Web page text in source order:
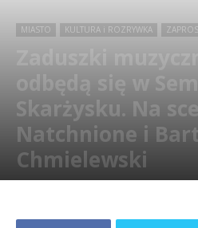
MIASTO KULTURA i ROZRYWKA
Zaduszki
odbędą się w
Skarżysku. Na
Natchnione i
Chmielewski
Przez Paweł Wełpa - 29 października